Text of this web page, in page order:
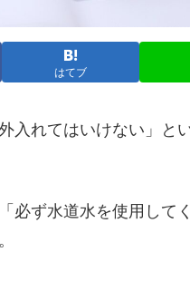
はてブ
入れてはいけない」と
必ず水道水を使用して